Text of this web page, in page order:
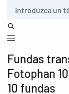
Fundas
Fotophan
10 fundas